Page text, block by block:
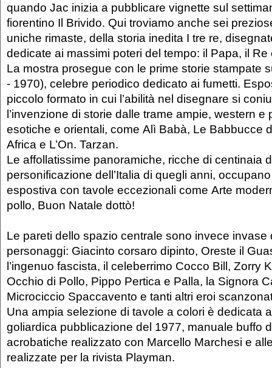
quando Jac inizia a pubblicare vignette sul
fiorentino Il Brivido. Qui troviamo anche sei
uniche rimaste, della storia inedita I tre re,
dedicate ai massimi poteri del tempo: il Papa, il Re
La mostra prosegue con le prime storie stampate
- 1970), celebre periodico dedicato ai fumetti.
piccolo formato in cui l’abilità nel disegnare si
l’invenzione di storie dalle trame ampie, western e
esotiche e orientali, come Alì Babà, Le Babbucce
Africa e L’On. Tarzan.
Le affollatissime panoramiche, ricche di centinaia
personificazione dell’Italia di quegli anni,
espostiva con tavole eccezionali come Arte
pollo, Buon Natale dottò!
Le pareti dello spazio centrale sono invece invase
personaggi: Giacinto corsaro dipinto, Oreste il
l’ingenuo fascista, il celeberrimo Cocco Bill, Zorry
Occhio di Pollo, Pippo Pertica e Palla, la Signora
Microciccio Spaccavento e tanti altri eroi
Una ampia selezione di tavole a colori è dedicata
goliardica pubblicazione del 1977, manuale buffo
acrobatiche realizzato con Marcello Marchesi e
realizzate per la rivista Playman.